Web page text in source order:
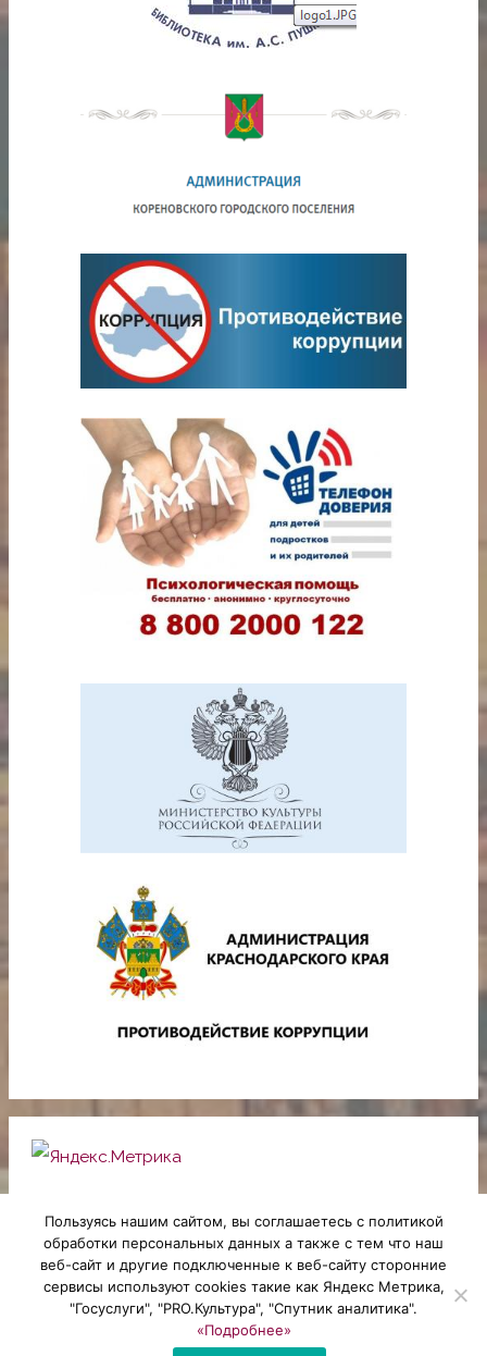
Copyright © 2026 МБУК "Платнировская библиотека" -
официальный сайт
Powered by K-studio -создание сайтов
Пользуясь нашим сайтом, вы соглашаетесь с политикой
обработки персональных данных а также с тем что наш
веб-сайт и другие подключенные к веб-сайту сторонние
сервисы используют cookies такие как Яндекс Метрика,
"Госуслуги", "PRO.Культура", "Спутник аналитика".
«Подробнее»